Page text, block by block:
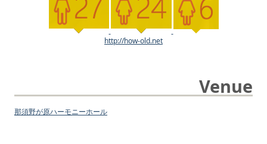
http://how-old.net
Venue
那須野が原ハーモニーホール